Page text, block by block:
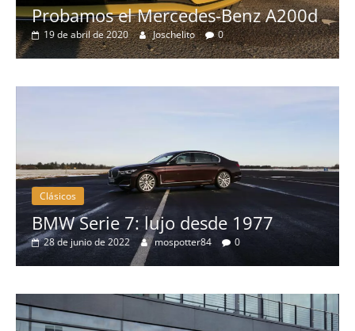
Probamos el Mercedes-Benz A200d
19 de abril de 2020 Joschelito 0
Clásicos
BMW Serie 7: lujo desde 1977
28 de junio de 2022 mospotter84 0